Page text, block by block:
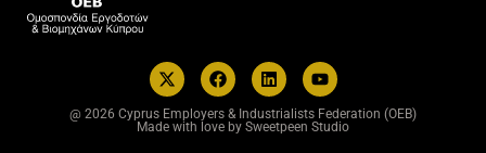
@ 2026 Cyprus Employers & Industrialists Federation (OEB)
Made with love by Sweetpeen Studio